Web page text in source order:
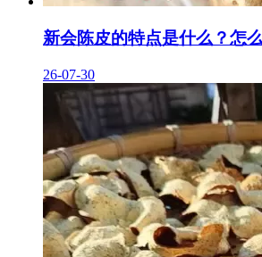
新会陈皮的特点是什么？怎
26-07-30